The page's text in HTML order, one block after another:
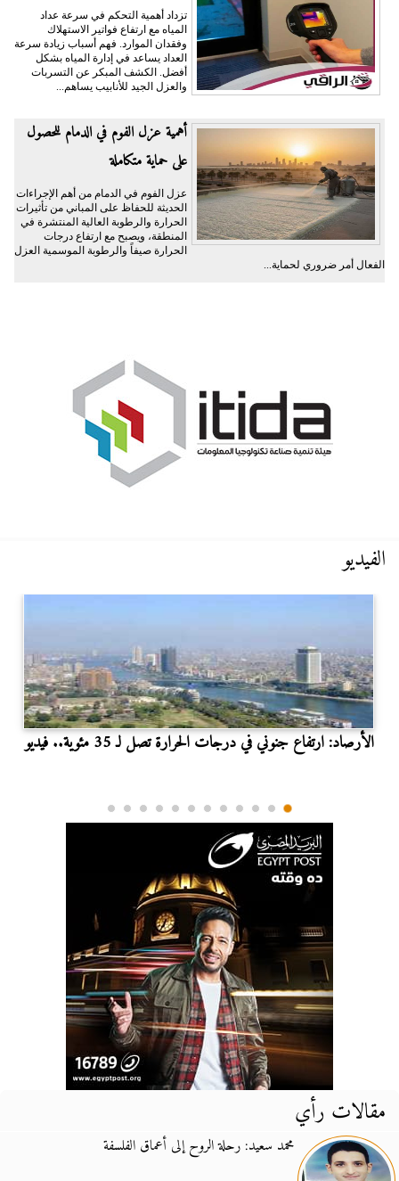
تزداد أهمية التحكم في سرعة عداد
المياه مع ارتفاع فواتير الاستهلاك
وفقدان الموارد. فهم أسباب زيادة سرعة
العداد يساعد في إدارة المياه بشكل
أفضل. الكشف المبكر عن التسربات
والعزل الجيد للأنابيب يساهم...
أهمية عزل الفوم في الدمام للحصول
على حماية متكاملة
عزل الفوم في الدمام من أهم الإجراءات
الحديثة للحفاظ على المباني من تأثيرات
الحرارة والرطوبة العالية المنتشرة في
المنطقة، ويصبح مع ارتفاع درجات
الحرارة صيفاً والرطوبة الموسمية العزل
الفعال أمر ضروري لحماية...
الفيديو
الأرصاد: ارتفاع جنوني في درجات الحرارة تصل لـ 35 مئوية.. فيديو
مقالات رأي
محمد سعيد: رحلة الروح إلى أعماق الفلسفة